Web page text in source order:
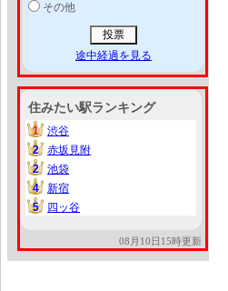
その他
途中経過を見る
住みたい駅ランキング
1
1
渋谷
2
2
赤坂見附
2
2
池袋
4
4
新宿
5
5 四ッ谷
08月10日15時更新